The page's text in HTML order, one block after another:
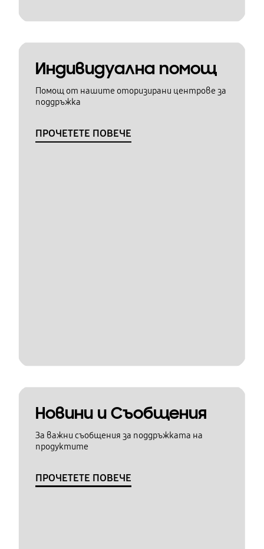
Индивидуална помощ
Помощ от нашите оторизирани центрове за
поддръжка
ПРОЧЕТЕТЕ ПОВЕЧЕ
Новини и Съобщения
За важни съобщения за поддръжката на
продуктите
ПРОЧЕТЕТЕ ПОВЕЧЕ